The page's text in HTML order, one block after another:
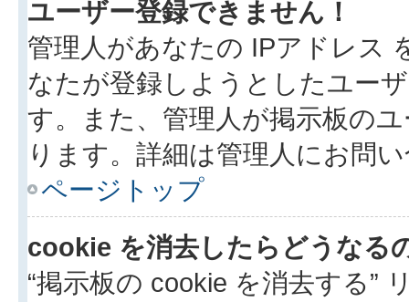
ユーザー登録できません！
管理人があなたの IPアドレス
なたが登録しようとしたユー
す。また、管理人が掲示板の
ります。詳細は管理人にお問
ページトップ
cookie を消去したらどうなる
“掲示板の cookie を消去する”